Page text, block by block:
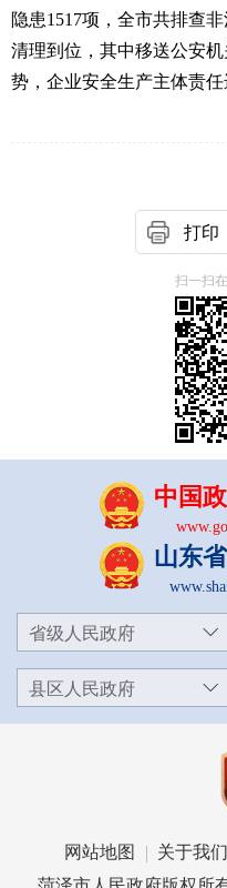
隐患1517项， 全市共排查
清理到位，其中移送公安机
势，企业安全生产主体责任
打印
扫一扫
中国
山东
省级人民政府
县区人民政府
网站地图 关于我们